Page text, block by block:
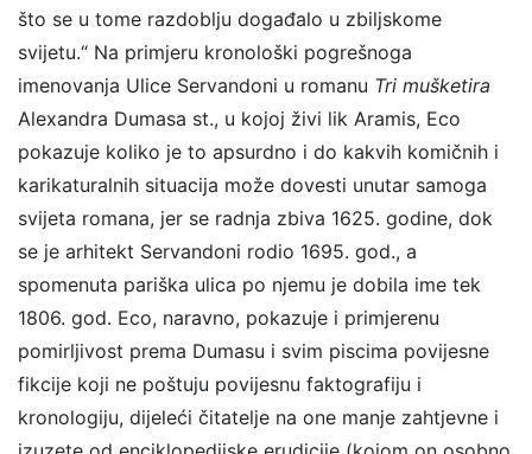
što se u tome razdoblju događalo u zbiljskome
svijetu.“ Na primjeru kronološki pogrešnoga
imenovanja Ulice Servandoni u romanu Tri mušketira
Alexandra Dumasa st., u kojoj živi lik Aramis, Eco
pokazuje koliko je to apsurdno i do kakvih komičnih i
karikaturalnih situacija može dovesti unutar samoga
svijeta romana, jer se radnja zbiva 1625. godine, dok
se je arhitekt Servandoni rodio 1695. god., a
spomenuta pariška ulica po njemu je dobila ime tek
1806. god. Eco, naravno, pokazuje i primjerenu
pomirljivost prema Dumasu i svim piscima povijesne
fikcije koji ne poštuju povijesnu faktografiju i
kronologiju, dijeleći čitatelje na one manje zahtjevne i